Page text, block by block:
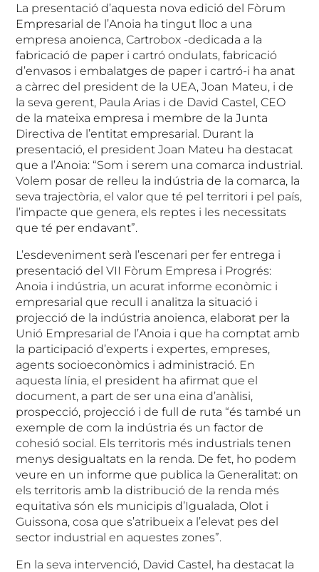
La presentació d’aquesta nova edició del Fòrum
Empresarial de l’Anoia ha tingut lloc a una
empresa anoienca, Cartrobox -dedicada a la
fabricació de paper i cartró ondulats, fabricació
d’envasos i embalatges de paper i cartró-i ha anat
a càrrec del president de la UEA, Joan Mateu, i de
la seva gerent, Paula Arias i de David Castel, CEO
de la mateixa empresa i membre de la Junta
Directiva de l’entitat empresarial. Durant la
presentació, el president Joan Mateu ha destacat
que a l’Anoia: “Som i serem una comarca industrial.
Volem posar de relleu la indústria de la comarca, la
seva trajectòria, el valor que té pel territori i pel país,
l’impacte que genera, els reptes i les necessitats
que té per endavant”.
L’esdeveniment serà l’escenari per fer entrega i
presentació del VII Fòrum Empresa i Progrés:
Anoia i indústria, un acurat informe econòmic i
empresarial que recull i analitza la situació i
projecció de la indústria anoienca, elaborat per la
Unió Empresarial de l’Anoia i que ha comptat amb
la participació d’experts i expertes, empreses,
agents socioeconòmics i administració. En
aquesta línia, el president ha afirmat que el
document, a part de ser una eina d’anàlisi,
prospecció, projecció i de full de ruta “és també un
exemple de com la indústria és un factor de
cohesió social. Els territoris més industrials tenen
menys desigualtats en la renda. De fet, ho podem
veure en un informe que publica la Generalitat: on
els territoris amb la distribució de la renda més
equitativa són els municipis d’Igualada, Olot i
Guissona, cosa que s’atribueix a l’elevat pes del
sector industrial en aquestes zones”.
En la seva intervenció, David Castel, ha destacat la